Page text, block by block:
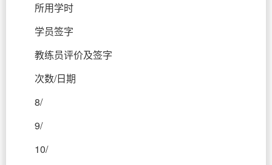
所用学时
学员签字
教练员评价及签字
次数/日期
8/
9/
10/